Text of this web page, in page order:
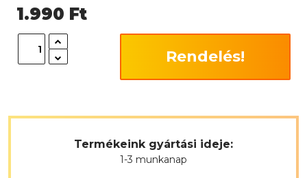
1.990 Ft
Rendelés!
Termékeink gyártási ideje:
1-3 munkanap